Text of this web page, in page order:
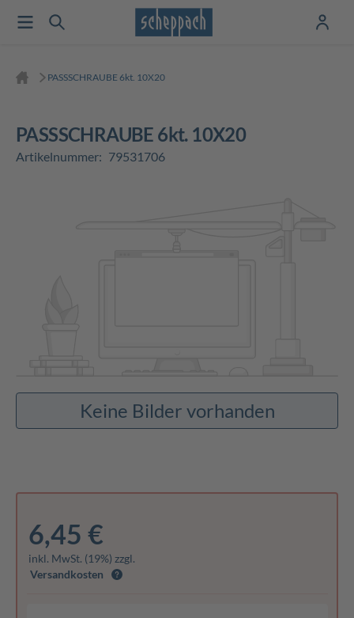
PASSSCHRAUBE 6kt. 10X20
PASSSCHRAUBE 6kt. 10X20
Artikelnummer: 79531706
Keine Bilder vorhanden
6,45 €
inkl. MwSt. (19%) zzgl.
Versandkosten